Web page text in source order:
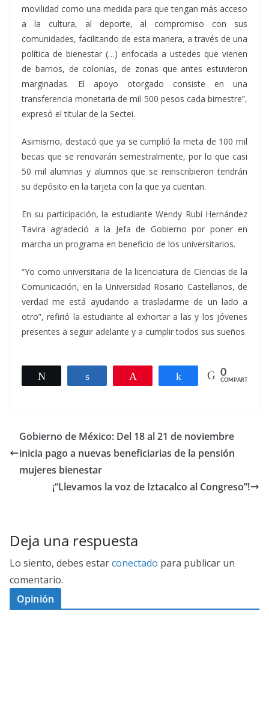
movilidad como una medida para que tengan más acceso
a la cultura, al deporte, al compromiso con sus
comunidades, facilitando de esta manera, a través de una
política de bienestar (…) enfocada a ustedes que vienen
de barrios, de colonias, de zonas que antes estuvieron
marginadas. El apoyo otorgado consiste en una
transferencia monetaria de mil 500 pesos cada bimestre”,
expresó el titular de la Sectei.
Asimismo, destacó que ya se cumplió la meta de 100 mil
becas que se renovarán semestralmente, por lo que casi
50 mil alumnas y alumnos que se reinscribieron tendrán
su depósito en la tarjeta con la que ya cuentan.
En su participación, la estudiante Wendy Rubí Hernández
Tavira agradeció a la Jefa de Gobierno por poner en
marcha un programa en beneficio de los universitarios.
“Yo como universitaria de la licenciatura de Ciencias de la
Comunicación, en la Universidad Rosario Castellanos, de
verdad me está ayudando a trasladarme de un lado a
otro”, refirió la estudiante al exhortar a las y los jóvenes
presentes a seguir adelante y a cumplir todos sus sueños.
Compartir Compartir
0
COMPARTIR
Gobierno de México: Del 18 al 21 de noviembre
inicia pago a nuevas beneficiarias de la pensión
mujeres bienestar
¡“Llevamos la voz de Iztacalco al Congreso”!
Deja una respuesta
Lo siento, debes estarconectado para publicar un
comentario.
Opinión